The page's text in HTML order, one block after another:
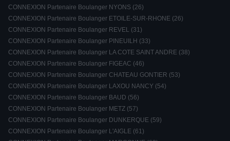
CONNEXION Partenaire Boulanger NYONS (26)
CONNEXION Partenaire Boulanger ETOILE-SUR-RHONE (26)
CONNEXION Partenaire Boulanger REVEL (31)
CONNEXION Partenaire Boulanger PINEUILH (33)
CONNEXION Partenaire Boulanger LA COTE SAINT ANDRE (38)
CONNEXION Partenaire Boulanger FIGEAC (46)
CONNEXION Partenaire Boulanger CHATEAU GONTIER (53)
CONNEXION Partenaire Boulanger LAXOU NANCY (54)
CONNEXION Partenaire Boulanger BAUD (56)
CONNEXION Partenaire Boulanger METZ (57)
CONNEXION Partenaire Boulanger DUNKERQUE (59)
CONNEXION Partenaire Boulanger L'AIGLE (61)